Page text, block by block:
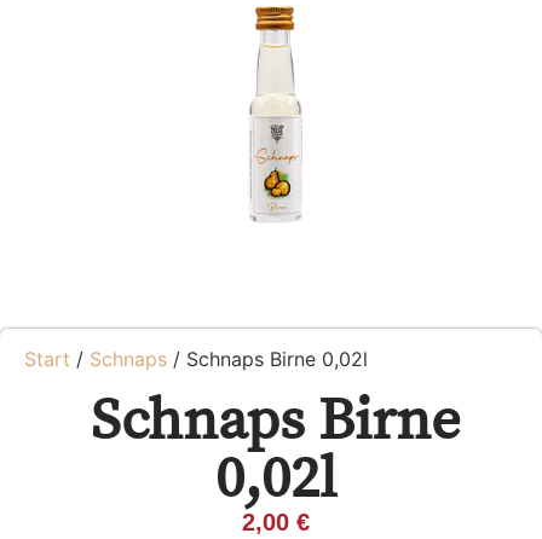
Start / Schnaps / Schnaps Birne 0,02l
Schnaps Birne
0,02l
2,00 €